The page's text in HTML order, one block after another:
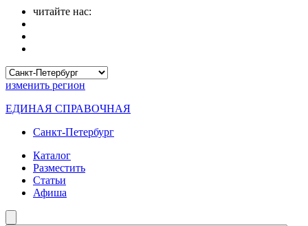
читайте нас:
изменить регион
ЕДИНАЯ СПРАВОЧНАЯ
Санкт-Петербург
Каталог
Разместить
Статьи
Афиша